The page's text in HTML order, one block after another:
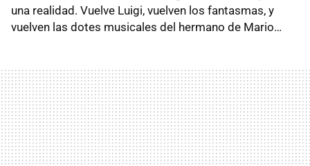
una realidad. Vuelve Luigi, vuelven los fantasmas, y
vuelven las dotes musicales del hermano de Mario…